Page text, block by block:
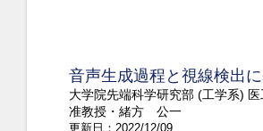
音声生成過程と視線検出
大学院先端科学研究部 (工学系)
准教授・緒方 公一
更新日：2022/12/09